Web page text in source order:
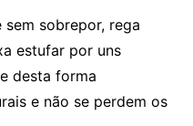
sobrepor, rega
estufar por uns
desta forma
e não se perdem os